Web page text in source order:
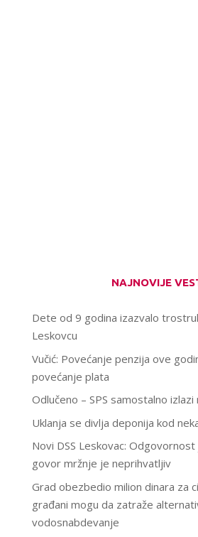
NAJNOVIJE
Dete od 9 godina izazvalo
Leskovcu
Vučić: Povećanje penzija ove
povećanje plata
Odlučeno – SPS samostalno izlazi
Uklanja se divlja deponija kod
Novi DSS Leskovac:
govor mržnje je neprihvatljiv
Grad obezbedio milion dinara za
građani mogu da zatraže
vodosnabdevanje